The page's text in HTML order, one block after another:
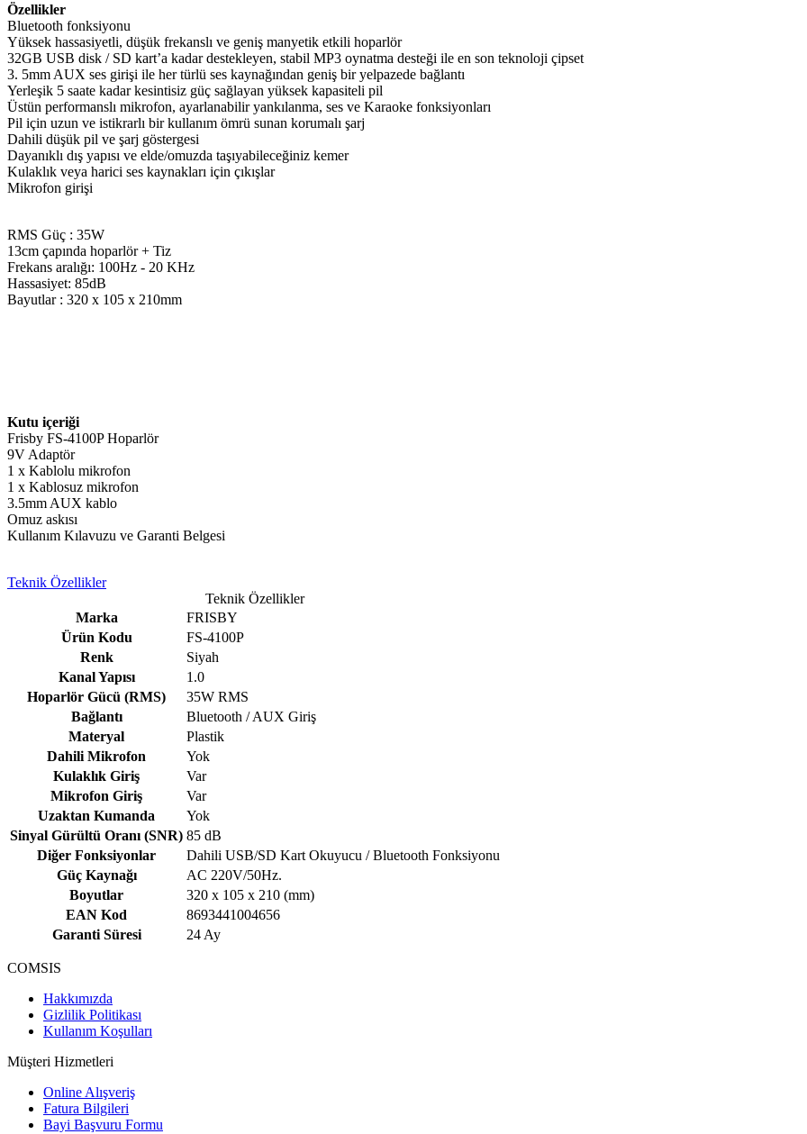
Özellikler
Bluetooth fonksiyonu
Yüksek hassasiyetli, düşük frekanslı ve geniş manyetik etkili hoparlör
32GB USB disk / SD kart’a kadar destekleyen, stabil MP3 oynatma desteği ile en son teknoloji çipset
3. 5mm AUX ses girişi ile her türlü ses kaynağından geniş bir yelpazede bağlantı
Yerleşik 5 saate kadar kesintisiz güç sağlayan yüksek kapasiteli pil
Üstün performanslı mikrofon, ayarlanabilir yankılanma, ses ve Karaoke fonksiyonları
Pil için uzun ve istikrarlı bir kullanım ömrü sunan korumalı şarj
Dahili düşük pil ve şarj göstergesi
Dayanıklı dış yapısı ve elde/omuzda taşıyabileceğiniz kemer
Kulaklık veya harici ses kaynakları için çıkışlar
Mikrofon girişi
RMS Güç : 35W
13cm çapında hoparlör + Tiz
Frekans aralığı: 100Hz - 20 KHz
Hassasiyet: 85dB
Bayutlar : 320 x 105 x 210mm
Kutu içeriği
Frisby FS-4100P Hoparlör
9V Adaptör
1 x Kablolu mikrofon
1 x Kablosuz mikrofon
3.5mm AUX kablo
Omuz askısı
Kullanım Kılavuzu ve Garanti Belgesi
Teknik Özellikler
Teknik Özellikler
Marka
FRISBY
Ürün Kodu
FS-4100P
Renk
Siyah
Kanal Yapısı
1.0
Hoparlör Gücü (RMS)
35W RMS
Bağlantı
Bluetooth / AUX Giriş
Materyal
Plastik
Dahili Mikrofon
Yok
Kulaklık Giriş
Var
Mikrofon Giriş
Var
Uzaktan Kumanda
Yok
Sinyal Gürültü Oranı (SNR) 85 dB
Diğer Fonksiyonlar
Dahili USB/SD Kart Okuyucu / Bluetooth Fonksiyonu
Güç Kaynağı
AC 220V/50Hz.
Boyutlar
320 x 105 x 210 (mm)
EAN Kod
8693441004656
Garanti Süresi
24 Ay
COMSIS
Hakkımızda
Gizlilik Politikası
Kullanım Koşulları
Müşteri Hizmetleri
Online Alışveriş
Fatura Bilgileri
Bayi Başvuru Formu